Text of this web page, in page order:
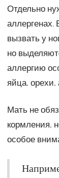
Отдельно
аллергенах.
вызвать у
но
аллергию
яйца, орехи,
Мать не
кормления,
особое